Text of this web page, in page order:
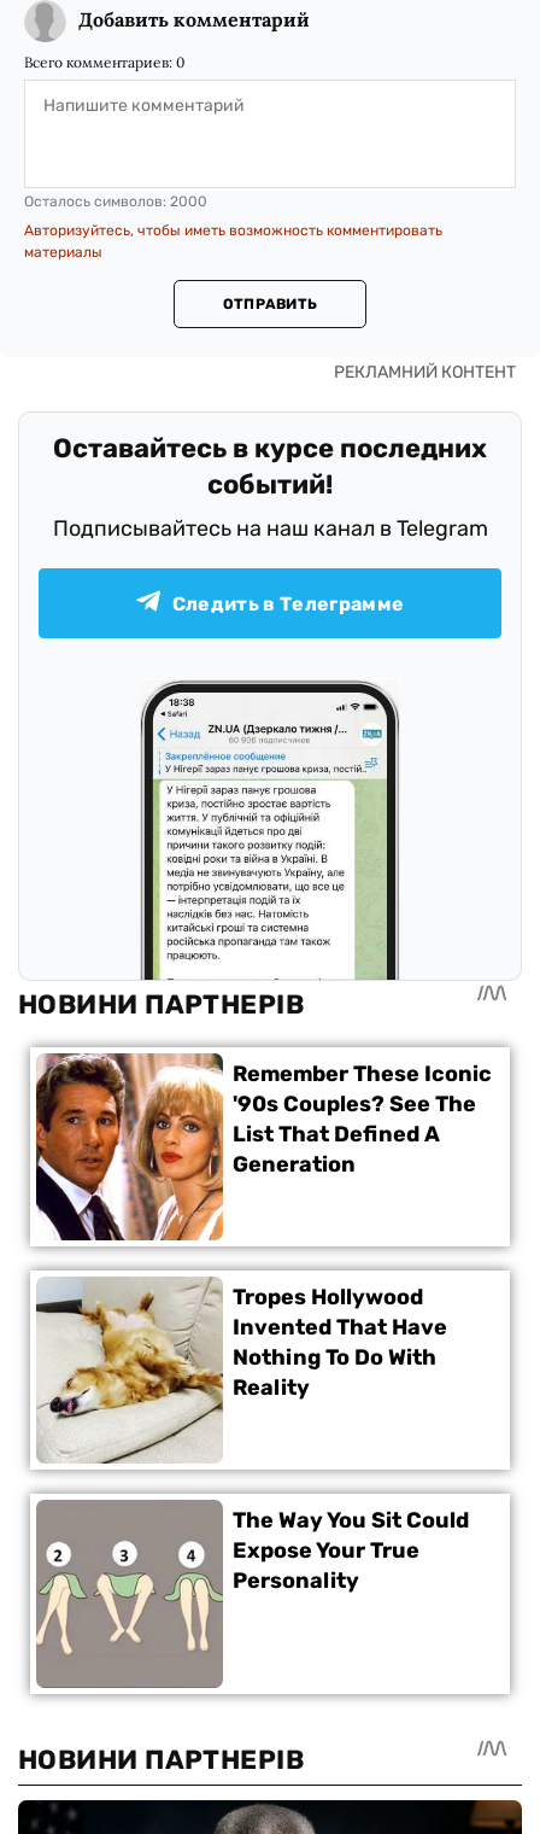
Добавить комментарий
Всего комментариев: 0
Осталось символов: 2000
Авторизуйтесь, чтобы иметь возможность комментировать
материалы
ОТПРАВИТЬ
Оставайтесь в курсе последних
событий!
Подписывайтесь на наш канал в Telegram
Следить в Телеграмме